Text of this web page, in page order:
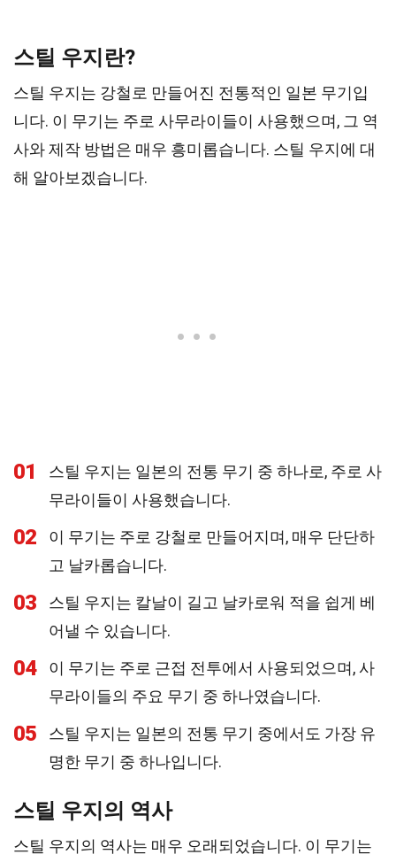
스틸 우지란?
스틸 우지는 강철로 만들어진 전통적인 일본 무기입
니다. 이 무기는 주로 사무라이들이 사용했으며, 그 역
사와 제작 방법은 매우 흥미롭습니다. 스틸 우지에 대
해 알아보겠습니다.
01
스틸 우지는 일본의 전통 무기 중 하나로, 주로 사
무라이들이 사용했습니다.
02
이 무기는 주로 강철로 만들어지며, 매우 단단하
고 날카롭습니다.
03
스틸 우지는 칼날이 길고 날카로워 적을 쉽게 베
어낼 수 있습니다.
04
이 무기는 주로 근접 전투에서 사용되었으며, 사
무라이들의 주요 무기 중 하나였습니다.
05
스틸 우지는 일본의 전통 무기 중에서도 가장 유
명한 무기 중 하나입니다.
스틸 우지의 역사
스틸 우지의 역사는 매우 오래되었습니다. 이 무기는